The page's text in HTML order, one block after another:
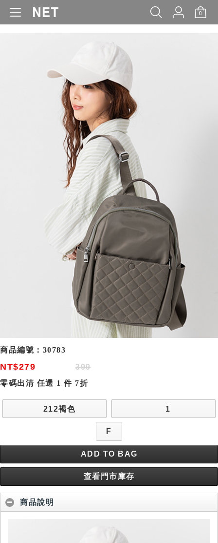
0
WOMEN MEN KIDS BABY
商品編號： 30783
NT$279
399
零碼出清 任選 1 件 7折
212褐色 1
F
ADD TO BAG
查看門市庫存
商品說明